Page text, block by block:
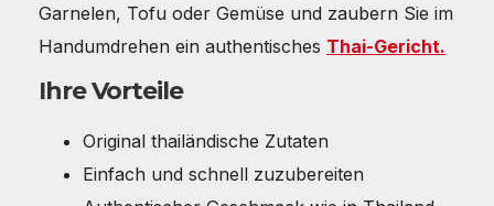
Garnelen, Tofu oder Gemüse und zaubern Sie im
Handumdrehen ein authentisches Thai-Gericht.
Ihre Vorteile
Original thailändische Zutaten
Einfach und schnell zuzubereiten